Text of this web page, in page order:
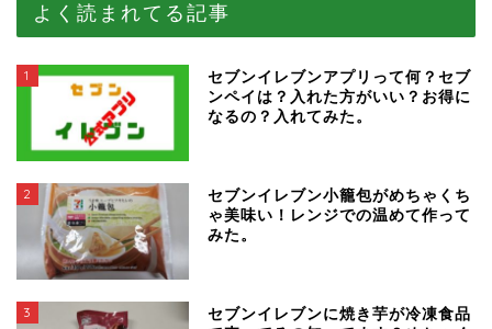
よく読まれてる記事
1
セブンイレブンアプリって何？セブ
ンペイは？入れた方がいい？お得に
なるの？入れてみた。
2
セブンイレブン小籠包がめちゃくち
ゃ美味い！レンジでの温めて作って
みた。
3
セブンイレブンに焼き芋が冷凍食品